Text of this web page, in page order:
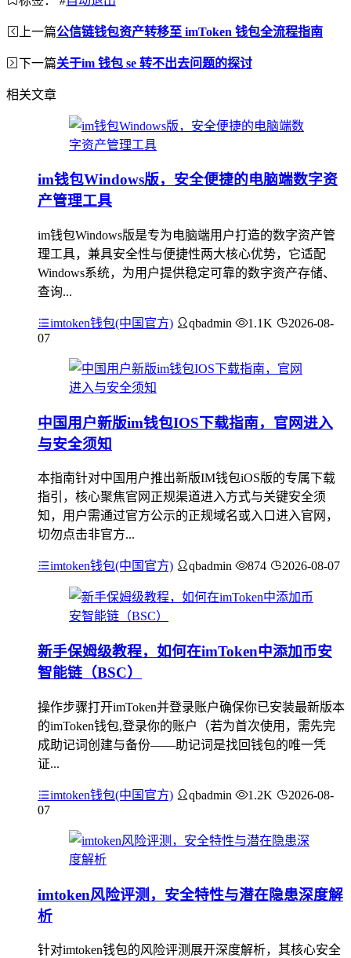
上一篇公信链钱包资产转移至 imToken 钱包全流程指南
下一篇关于im 钱包 se 转不出去问题的探讨
相关文章
im钱包Windows版，安全便捷的电脑端数字资
产管理工具
im钱包Windows版是专为电脑端用户打造的数字资产管
理工具，兼具安全性与便捷性两大核心优势，它适配
Windows系统，为用户提供稳定可靠的数字资产存储、
查询...
imtoken钱包(中国官方) qbadmin 1.1K
2026-08-
07
中国用户新版im钱包IOS下载指南，官网进入
与安全须知
本指南针对中国用户推出新版IM钱包iOS版的专属下载
指引，核心聚焦官网正规渠道进入方式与关键安全须
知，用户需通过官方公示的正规域名或入口进入官网，
切勿点击非官方...
imtoken钱包(中国官方) qbadmin 874 2026-08-07
新手保姆级教程，如何在imToken中添加币安
智能链（BSC）
操作步骤打开imToken并登录账户确保你已安装最新版本
的imToken钱包,登录你的账户（若为首次使用，需先完
成助记词创建与备份——助记词是找回钱包的唯一凭
证...
imtoken钱包(中国官方) qbadmin 1.2K
2026-08-
07
imtoken风险评测，安全特性与潜在隐患深度解
析
针对imtoken钱包的风险评测展开深度解析，其核心安全